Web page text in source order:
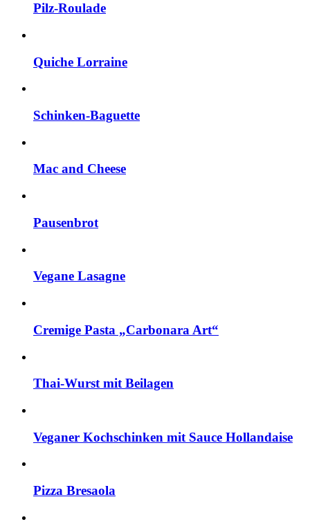
Pilz-Roulade
Quiche Lorraine
Schinken-Baguette
Mac and Cheese
Pausenbrot
Vegane Lasagne
Cremige Pasta „Carbonara Art“
Thai-Wurst mit Beilagen
Veganer Kochschinken mit Sauce Hollandaise
Pizza Bresaola